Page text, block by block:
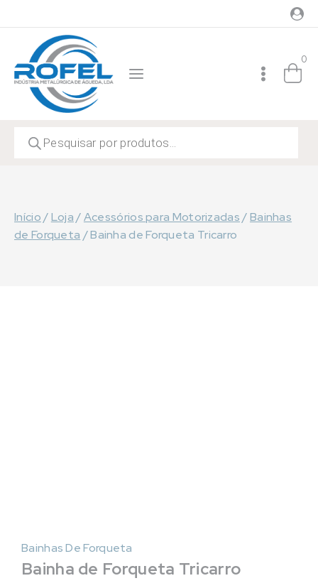
to
content
0
search
Início/Loja /Acessórios para Motorizadas /Bainhas
de Forqueta /Bainha de Forqueta Tricarro
Bainhas De Forqueta
Bainha de Forqueta Tricarro